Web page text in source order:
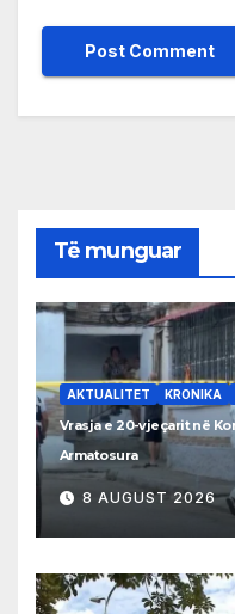
Të munguar
AKTUALITET KRONIKA
Vrasja e 20-vjeçarit në
Armatosura
8 AUGUST 2026